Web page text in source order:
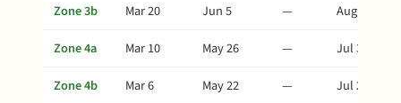
Zone 3b
Mar 20 Jun 5 —
Aug 9
Zone 4a
Mar 10 May 26 —
Jul 30
Zone 4b
Mar 6 May 22 —
Jul 26